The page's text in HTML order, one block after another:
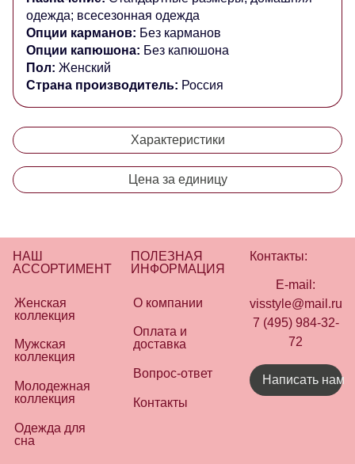
одежда; всесезонная одежда
Опции карманов: Без карманов
Опции капюшона: Без капюшона
Пол: Женский
Страна производитель: Россия
Характеристики
Цена за единицу
НАШ
АССОРТИМЕНТ
Женская
коллекция
Мужская
коллекция
Молодежная
коллекция
Одежда для
сна
ПОЛЕЗНАЯ
ИНФОРМАЦИЯ
О компании
Оплата и
доставка
Вопрос-ответ
Контакты
Контакты:
E-mail:
visstyle@mail.ru
7 (495) 984-32-
72
Написать нам